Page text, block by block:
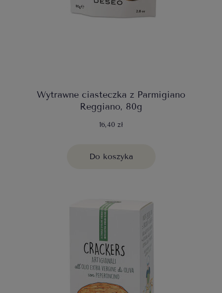
Wytrawne ciasteczka z Parmigiano
Reggiano, 80g
16,40 zł
Do koszyka